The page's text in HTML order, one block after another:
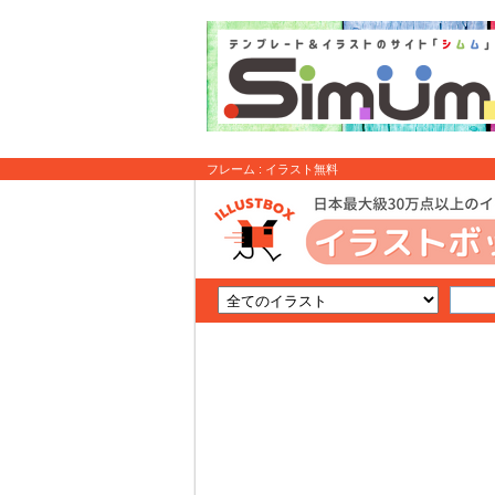
フレーム : イラスト無料